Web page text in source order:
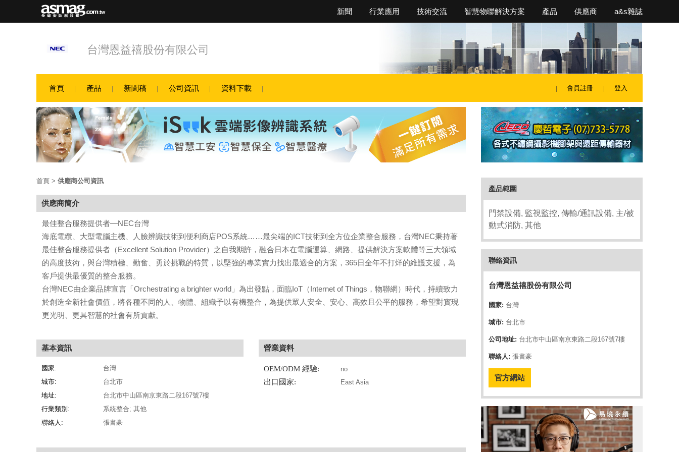
新聞 行業應用 技術交流 智慧物聯解決方案 產品 供應商 a&s雜誌
台灣恩益禧股份有限公司
首頁 產品 新聞稿 公司資訊 資料下載 會員註冊 登入
產品範圍
門禁設備, 監視監控, 傳輸/通訊設備, 主/被
動式消防, 其他
聯絡資訊
台灣恩益禧股份有限公司
國家: 台灣
城市: 台北市
公司地址: 台北市中山區南京東路二段167號7樓
聯絡人: 張書豪
官方網站
首頁 > 供應商公司資訊
供應商簡介
最佳整合服務提供者—NEC台灣
海底電纜、大型電腦主機、人臉辨識技術到便利商店POS系統……最尖端的ICT技術到全方位企業整合服務，台灣NEC秉持著
最佳整合服務提供者（Excellent Solution Provider）之自我期許，融合日本在電腦運算、網路、提供解決方案軟體等三大領域
的高度技術，與台灣積極、勤奮、勇於挑戰的特質，以堅強的專業實力找出最適合的方案，365日全年不打烊的維護支援，為
客戶提供最優質的整合服務。
台灣NEC由企業品牌宣言「Orchestrating a brighter world」為出發點，面臨IoT（Internet of Things，物聯網）時代，持續致力
於創造全新社會價值，將各種不同的人、物體、組織予以有機整合，為提供眾人安全、安心、高效且公平的服務，希望對實現
更光明、更具智慧的社會有所貢獻。
基本資訊
國家:
台灣
城市:
台北市
地址:
台北市中山區南京東路二段167號7樓
行業類別:
系統整合; 其他
聯絡人:
張書豪
營業資料
OEM/ODM 經驗: no
出口國家: East Asia